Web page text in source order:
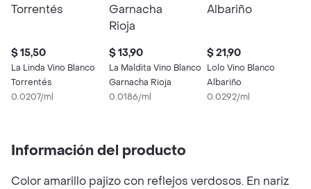
$ 15,50
La Linda Vino Blanco
Torrentés
0.0207/ml
$ 13,90
La Maldita Vino Blanco
Garnacha Rioja
0.0186/ml
$ 21,90
Lolo Vino Blanco
Albariño
0.0292/ml
Información del producto
Color amarillo pajizo con reflejos verdosos. En nariz